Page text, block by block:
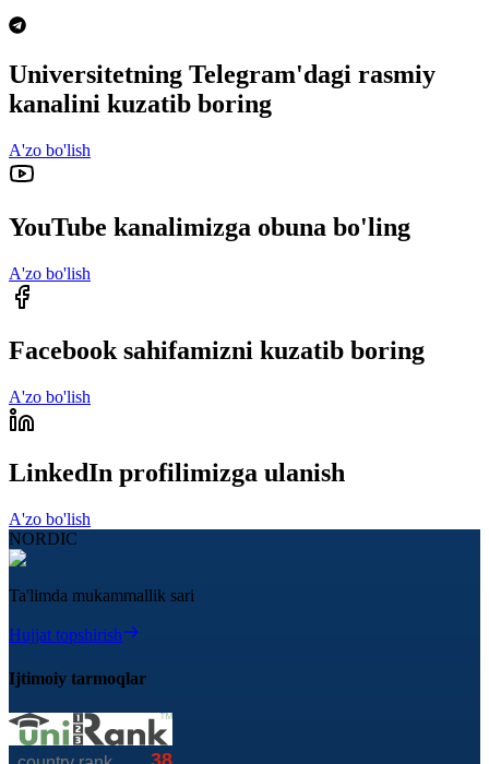
Universitetning Telegram'dagi rasmiy
kanalini kuzatib boring
A'zo bo'lish
YouTube kanalimizga obuna bo'ling
A'zo bo'lish
Facebook sahifamizni kuzatib boring
A'zo bo'lish
LinkedIn profilimizga ulanish
A'zo bo'lish
NORDIC
Ta'limda mukammallik sari
Hujjat topshirish
Ijtimoiy tarmoqlar